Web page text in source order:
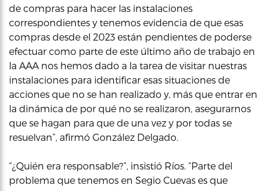
de compras para hacer las instalaciones
correspondientes y tenemos evidencia de que esas
compras desde el 2023 están pendientes de poderse
efectuar como parte de este último año de trabajo en
la AAA nos hemos dado a la tarea de visitar nuestras
instalaciones para identificar esas situaciones de
acciones que no se han realizado y, más que entrar en
la dinámica de por qué no se realizaron, asegurarnos
que se hagan para que de una vez y por todas se
resuelvan”, afirmó González Delgado.
“¿Quién era responsable?”, insistió Ríos. “Parte del
problema que tenemos en Segio Cuevas es que